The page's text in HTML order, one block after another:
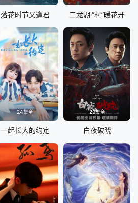
落花时节又逢君 二龙湖·“村”暖花开
24集全
一起长大的约定
29集全
白夜破晓